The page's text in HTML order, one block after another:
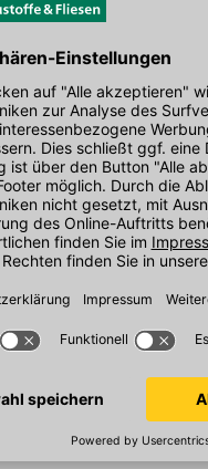
Kabelgeräts entspricht
sind
erforderlich und keine
Griffumfangs von
Stop Control für die
4053423341591
Link um direkt zum
bearbeiten.